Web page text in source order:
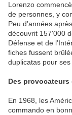
Lorenzo
de personnes, y
Peu d’années
découvrit 157'000
Défense et de
fiches fussent
duplicatas pour ses
Des provocateurs
En 1968, les
commando en